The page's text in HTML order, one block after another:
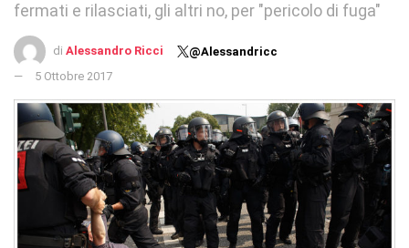
fermati e rilasciati, gli altri no, per "pericolo di fuga"
di Alessandro Ricci
@Alessandricc
5 Ottobre 2017